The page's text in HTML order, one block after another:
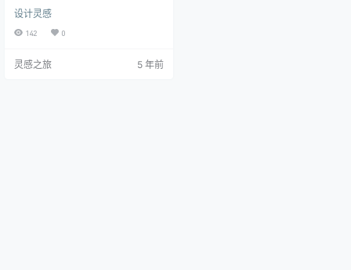
太可能：窗帘。以植物为基础的3D
打印Encore可以探索灯光的效果以
暖的感觉，而Gwilt想抓住那种感
设计灵感
142 0
灵感之旅 5 年前